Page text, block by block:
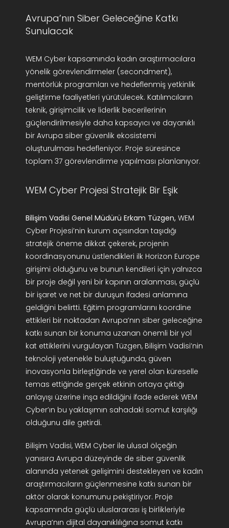
Avrupa’nın Siber Geleceğine Katkı
Sunulacak
WEM Cyber kapsamında kadın araştırmacılara
yönelik görevlendirmeler (secondment),
mentörlük programları ve hedeflenmiş yetkinlik
geliştirme faaliyetleri yürütülecek. Katılımcıların
teknik, girişimcilik ve liderlik becerilerinin
güçlendirilmesiyle daha kapsayıcı ve dayanıklı
bir Avrupa siber güvenlik ekosistemi
oluşturulması hedefleniyor. Proje süresince
toplam 37 görevlendirme yapılması planlanıyor.
WEM Cyber Projesi Stratejik Bir Eşik
Bilişim Vadisi Genel Müdürü Erkam Tüzgen,WEM
Cyber Projesi’nin kurum açısından taşıdığı
stratejik öneme dikkat çekerek, projenin
koordinasyonunu üstlendikleri ilk Horizon Europe
girişimi olduğunu ve bunun kendileri için yalnızca
bir proje değil yeni bir kapının aralanması, güçlü
bir işaret ve net bir duruşun ifadesi anlamına
geldiğini belirtti. Eğitim programlarını koordine
ettikleri bir noktadan Avrupa’nın siber geleceğine
katkı sunan bir konuma uzanan önemli bir yol
kat ettiklerini vurgulayan Tüzgen, Bilişim Vadisi’nin
teknoloji yetenekle buluştuğunda, güven
inovasyonla birleştiğinde ve yerel olan küreselle
temas ettiğinde gerçek etkinin ortaya çıktığı
anlayışı üzerine inşa edildiğini ifade ederek WEM
Cyber’ın bu yaklaşımın sahadaki somut karşılığı
olduğunu dile getirdi.
Bilişim Vadisi, WEM Cyber ile ulusal ölçeğin
yanısıra Avrupa düzeyinde de siber güvenlik
alanında yetenek gelişimini destekleyen ve kadın
araştırmacıların güçlenmesine katkı sunan bir
aktör olarak konumunu pekiştiriyor. Proje
kapsamında güçlü uluslararası iş birlikleriyle
Avrupa’nın dijital dayanıklılığına somut katkı